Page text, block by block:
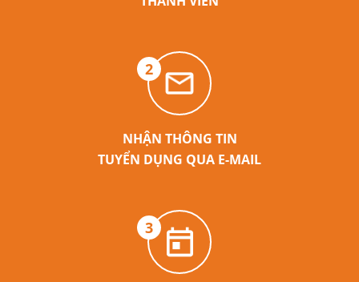
2
NHẬN THÔNG TIN
TUYỂN DỤNG QUA E-MAIL
3